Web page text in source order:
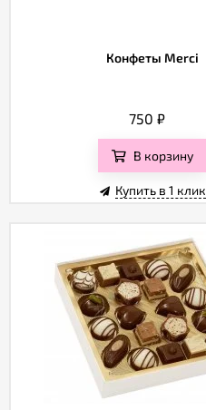
Конфеты Merci
750 ₽
В корзину
Купить в 1 клик